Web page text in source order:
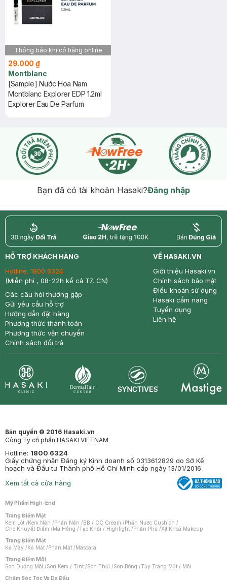
Thông báo khi có hàng online
29.000 ₫
Montblanc
[Sample] Nước Hoa Nam
Montblanc Explorer EDP 1.2ml
Explorer Eau De Parfum
Bạn đã có tài khoản Hasaki?Đăng nhập
return nowfree price
HỖ TRỢ KHÁCH HÀNG
Hotline: 1800 6324
(Miễn phí , 08-22h kể cả T7, CN)
Các câu hỏi thường gặp
Gửi yêu cầu hỗ trợ
Hướng dẫn đặt hàng
Phương thức thanh toán
Phương thức vận chuyển
Chính sách đổi trả
VỀ HASAKI.VN
Giới thiệu Hasaki.vn
Chính sách bảo mật
Điều khoản sử dụng
Hasaki cẩm nang
Tuyển dụng
Liên hệ
Bản quyền © 2016 Hasaki.vn
Công Ty cổ phần HASAKI VIETNAM
Hotline: 1800 6324
Giấy chứng nhận Đăng ký Kinh doanh số 0313612829 do Sở Kế
hoạch và Đầu tư Thành phố Hồ Chí Minh cấp ngày 13/01/2016
Xem tất cả cửa hàng
Mỹ Phẩm High-End
Trang Điểm Mặt
Kem Lót /Kem Nền /Phấn Nền /BB / CC Cream /Phấn Nước Cushion /
Che Khuyết Điểm /Má Hồng /Tạo Khối / Highlight /Phấn Phủ /Xịt Khoá Makeup
Trang Điểm Mắt
Kẻ Mày /Kẻ Mắt /Phấn Mắt /Mascara
Trang Điểm Môi
Son Dưỡng Môi /Son Kem / Tint /Son Thỏi /Son Bóng /Tẩy Trang Mắt / Môi
Chăm Sóc Tóc Và Da Đầu